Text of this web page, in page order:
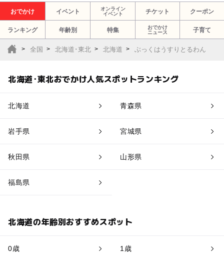
おでかけ イベント
オンライン
イベント
チケット クーポン
ランキング 年齢別 特集
おでかけ
ニュース
子育て
全国 北海道･東北 北海道 ぶっくはうすりとるわん
北海道･東北おでかけ人気スポットランキング
北海道 青森県
岩手県 宮城県
秋田県 山形県
福島県
北海道の年齢別おすすめスポット
0歳 1歳